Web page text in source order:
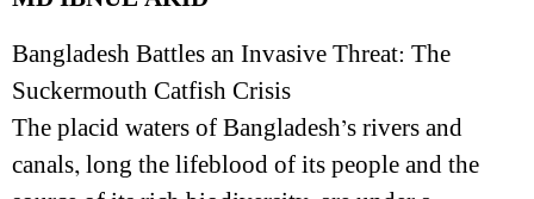
Bangladesh Battles an Invasive Threat: The
Suckermouth Catfish Crisis
The placid waters of Bangladesh’s rivers and
canals, long the lifeblood of its people and the